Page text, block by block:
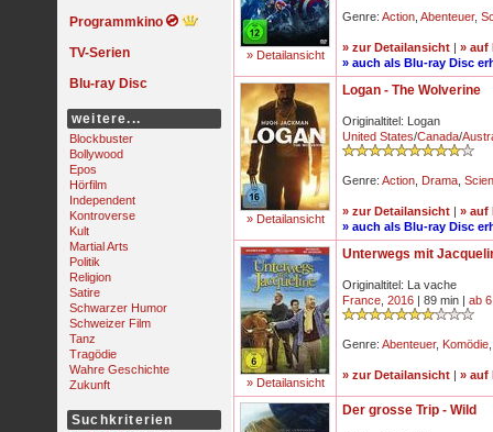
Programmkino
TV-Serien
Blu-ray Disc
weitere...
Blockbuster
Bollywood
Epos
Hörfilm
Independent
Kontroverse
Kult
Martial Arts
Politik
Religion
Satire
Schwarzer Humor
Schweizer Film
Tanz
Tragödie
Wahre Geschichte
Zukunft
Suchkriterien
» Detailansicht
Genre: Action Abenteuer,
» zur Detailansicht | » auf
» auch als Blu-ray Disc
» Detailansicht
Logan - The Wolverine
Originaltitel: Logan
United States/Canada/
Genre: Action Drama
» zur Detailansicht | » auf
» auch als Blu-ray Disc
» Detailansicht
Unterwegs mit
Originaltitel: La vache
France 2016 | 89 min | ab
Genre: Abenteuer, Komödie
» zur Detailansicht | » auf
Der grosse Trip - Wild